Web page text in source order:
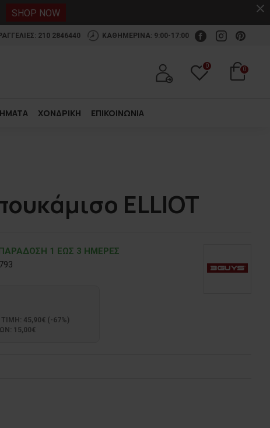
SHOP NOW
210 2846440 ΚΑΘΗΜΕΡΙΝΑ: 9:00-17:00
0 0
ΧΟΝΔΡΙΚΗ ΕΠΙΚΟΙΝΩΝΙΑ
ELLIOT
1 ΕΩΣ 3 ΗΜΕΡΕΣ
45,90€ (-67%)
15,00€